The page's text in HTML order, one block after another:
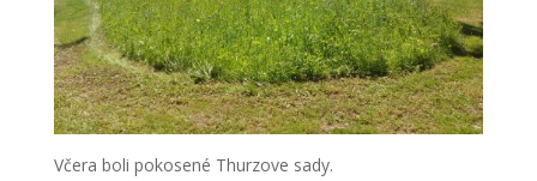
Včera boli pokosené Thurzove sady.